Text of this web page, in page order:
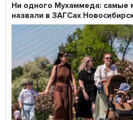
Ни одного Мухаммеда:
назвали в ЗАГСах